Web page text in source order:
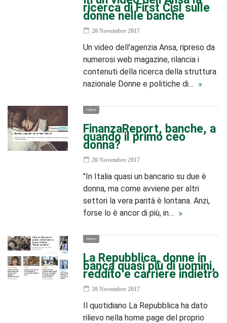
ricerca di First Cisl sulle
donne nelle banche
20 Novembre 2017
Un video dell'agenzia Ansa, ripreso da
numerosi web magazine, rilancia i
contenuti della ricerca della struttura
nazionale Donne e politiche di…
MEDIA
FinanzaReport, banche, a
quando il primo ceo
donna?
20 Novembre 2017
"In Italia quasi un bancario su due è
donna, ma come avviene per altri
settori la vera parità è lontana. Anzi,
forse lo è ancor di più, in…
MEDIA
La Repubblica, donne in
banca quasi più di uomini,
reddito e carriere indietro
20 Novembre 2017
Il quotidiano La Repubblica ha dato
rilievo nella home page del proprio